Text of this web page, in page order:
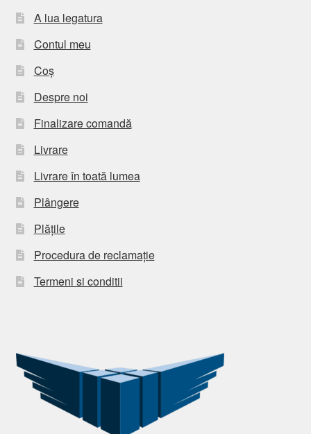
A lua legatura
Contul meu
Coș
Despre noi
Finalizare comandă
Livrare
Livrare în toată lumea
Plângere
Plățile
Procedura de reclamație
Termeni si conditii